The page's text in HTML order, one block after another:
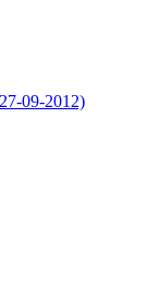
09-2012)